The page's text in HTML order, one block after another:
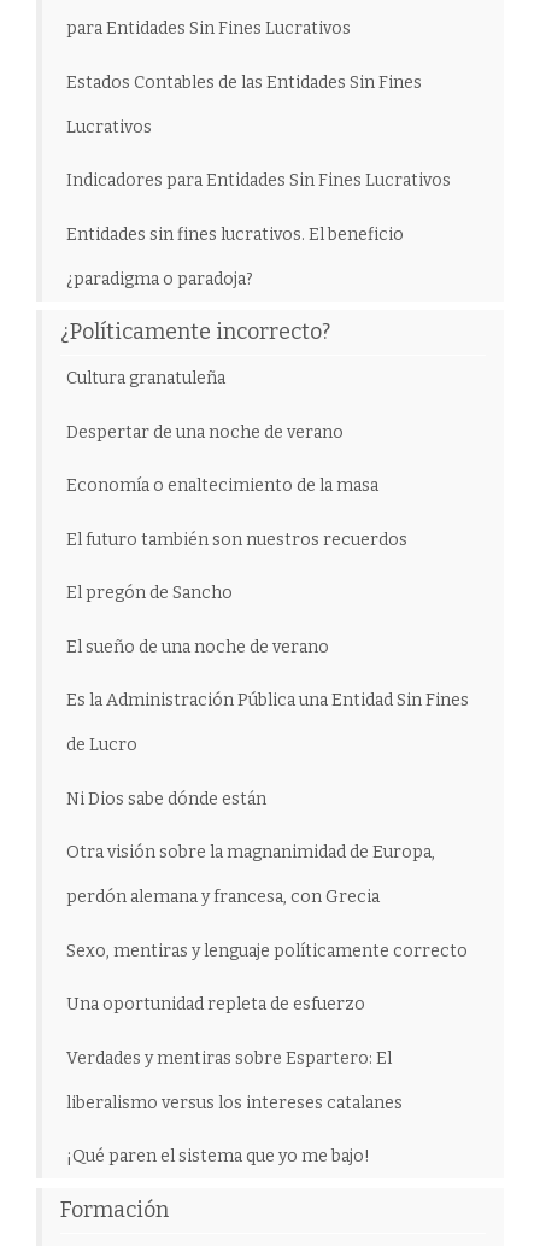
para Entidades Sin Fines Lucrativos
Estados Contables de las Entidades Sin Fines
Lucrativos
Indicadores para Entidades Sin Fines Lucrativos
Entidades sin fines lucrativos. El beneficio
¿paradigma o paradoja?
¿Políticamente incorrecto?
Cultura granatuleña
Despertar de una noche de verano
Economía o enaltecimiento de la masa
El futuro también son nuestros recuerdos
El pregón de Sancho
El sueño de una noche de verano
Es la Administración Pública una Entidad Sin Fines
de Lucro
Ni Dios sabe dónde están
Otra visión sobre la magnanimidad de Europa,
perdón alemana y francesa, con Grecia
Sexo, mentiras y lenguaje políticamente correcto
Una oportunidad repleta de esfuerzo
Verdades y mentiras sobre Espartero: El
liberalismo versus los intereses catalanes
¡Qué paren el sistema que yo me bajo!
Formación